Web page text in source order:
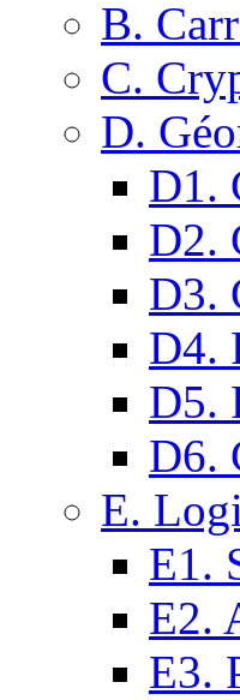
B.
C.
D.
D1.
D2.
D3.
D4.
D5.
D6.
E.
E1.
E2.
E3.